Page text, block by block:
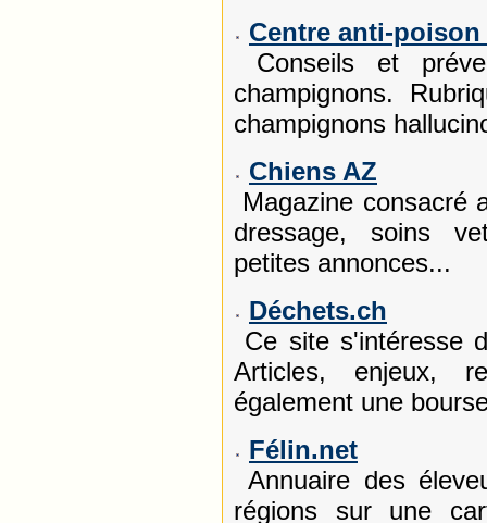
Centre anti-poison
Conseils et
champignons.
champignons
Chiens AZ
Magazine consacré
dressage, soins
petites annonces...
Déchets.ch
Ce site s'intéresse
Articles, enjeux,
également une
Félin.net
Annuaire des
régions sur une